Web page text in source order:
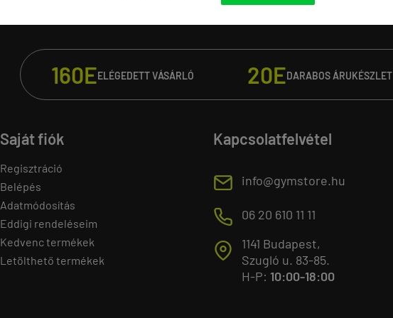
160EELÉGEDETT VÁSÁRLÓ 20EDARABOS ÁRUKÉSZLET
Saját fiók
Regisztráció
Belépés
Adatmódosítás
Eddigi rendeléseim
Kedvenc termékek
Letölthető termékek
Kapcsolatfelvétel
E info@gymstore.hu
M 06 20 610 11 11
T
1141 Budapest,
Szugló u. 83-85.
H-P: 10:00-18:00